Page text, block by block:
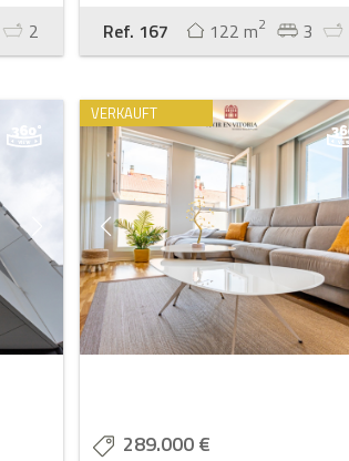
2 Ref. 167 122 m2 3
VERKAUFT
289.000 €